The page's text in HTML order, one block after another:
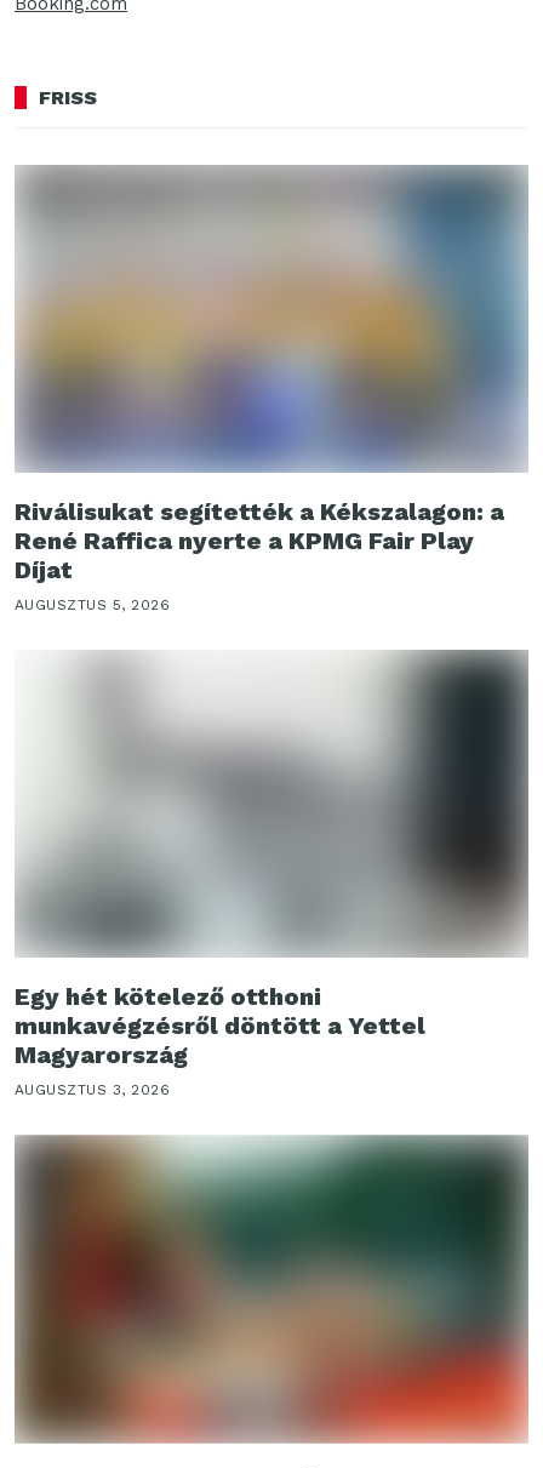
FRISS
Riválisukat segítették a Kékszalagon: a
René Raffica nyerte a KPMG Fair Play
Díjat
AUGUSZTUS 5, 2026
Egy hét kötelező otthoni
munkavégzésről döntött a Yettel
Magyarország
AUGUSZTUS 3, 2026